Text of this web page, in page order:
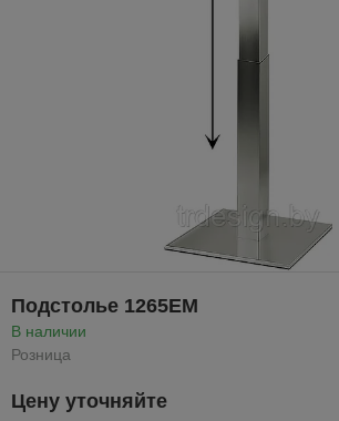
Подстолье 1265EM
В наличии
Розница
Цену уточняйте